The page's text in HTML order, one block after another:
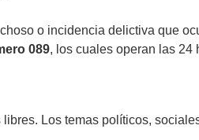
o incidencia delictiva que
089, los cuales operan las 24
Los temas políticos,